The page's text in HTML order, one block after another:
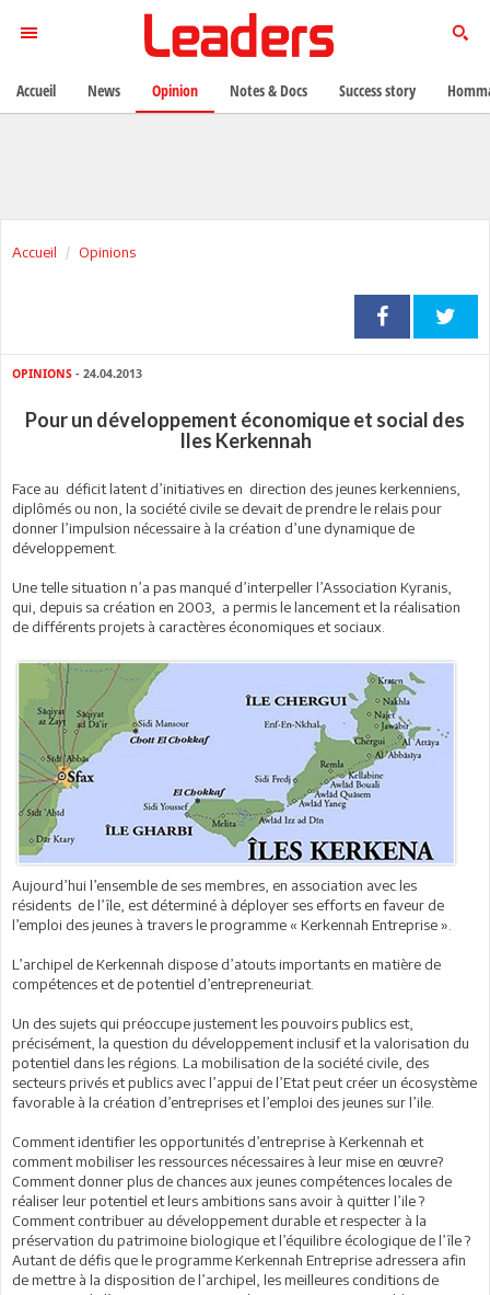
Accueil Opinions
OPINIONS - 24.04.2013
Pour un développement économique et social des
Iles Kerkennah
Face au déficit latent d’initiatives en direction des jeunes kerkenniens,
diplômés ou non, la société civile se devait de prendre le relais pour
donner l’impulsion nécessaire à la création d’une dynamique de
développement.
Une telle situation n’a pas manqué d’interpeller l’Association Kyranis,
qui, depuis sa création en 2003, a permis le lancement et la réalisation
de différents projets à caractères économiques et sociaux.
Aujourd’hui l’ensemble de ses membres, en association avec les
résidents de l’île, est déterminé à déployer ses efforts en faveur de
l’emploi des jeunes à travers le programme « Kerkennah Entreprise ».
L’archipel de Kerkennah dispose d’atouts importants en matière de
compétences et de potentiel d’entrepreneuriat.
Un des sujets qui préoccupe justement les pouvoirs publics est,
précisément, la question du développement inclusif et la valorisation du
potentiel dans les régions. La mobilisation de la société civile, des
secteurs privés et publics avec l’appui de l’Etat peut créer un écosystème
favorable à la création d’entreprises et l’emploi des jeunes sur l’ile.
Comment identifier les opportunités d’entreprise à Kerkennah et
comment mobiliser les ressources nécessaires à leur mise en œuvre?
Comment donner plus de chances aux jeunes compétences locales de
réaliser leur potentiel et leurs ambitions sans avoir à quitter l’ile ?
Comment contribuer au développement durable et respecter à la
préservation du patrimoine biologique et l’équilibre écologique de l’île ?
Autant de défis que le programme Kerkennah Entreprise adressera afin
de mettre à la disposition de l’archipel, les meilleures conditions de
Accueil News Opinion Notes & Docs Success story